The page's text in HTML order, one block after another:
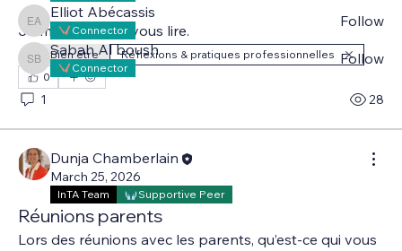
Je me réjouis de vous lire.
Bien être
Réflexions & pratiques professionnelles
0
1 28
Dunja Chamberlain
March 25, 2026
InTA Team Supportive Peer
Réunions parents
Lors des réunions avec les parents, qu’est-ce qui vous
Elliot Abécassis
Elliot Abécassis
Connector
Follow
Sabah Al boush
Sabah Al boush
Connector
Follow
See All Members (149)